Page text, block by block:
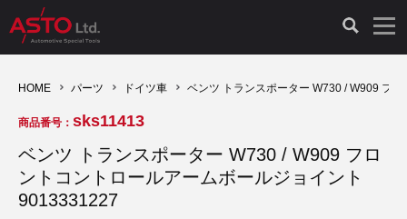
診断機（16）
キープログラマー（4）
診断テスター（10）
キープログラマー（20）
HCB TOOLS（45）
AST TOOLS（51）
オシロスコープ（2）
オシロ関連商品（9）
ドイツ車（427）
イタリア/フランス車（145）
現品修理（77）
リビルト品（58）
オシロスコープ（10）
アクセサリー（13）
HOME パーツ ドイツ車 ベンツ トランスポーター W730 / W909 フ
商品番号： sks11413
ベンツ トランスポーター W730 / W909 フロ
ントコントロールアームボールジョイント
9013331227